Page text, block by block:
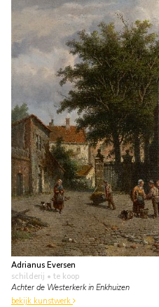
Adrianus Eversen
schilderij • te koop
Achter de Westerkerk in Enkhuizen
bekijk kunstwerk